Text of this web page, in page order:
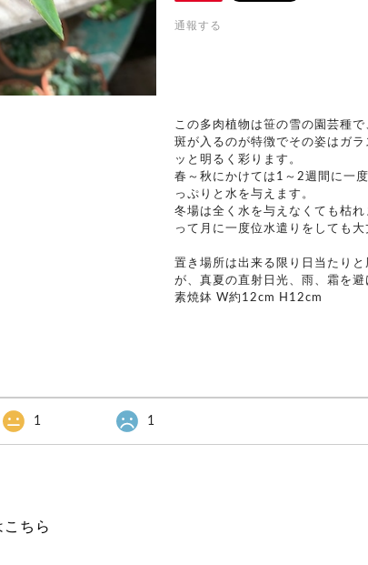
通報する
この多肉植物は笹の雪の園芸種
斑が入るのが特徴でその姿はガ
ッと明るく彩ります。
春～秋にかけては1～2週間に一
っぷりと水を与えます。
冬場は全く水を与えなくても枯
って月に一度位水遣りをしても大
置き場所は出来る限り日当たり
が、真夏の直射日光、雨、霜を避
素焼鉢 W約12cm H12cm
1 1
ちら